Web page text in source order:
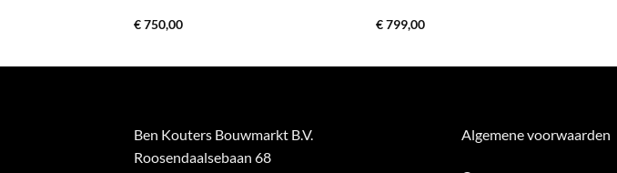
€750,00 €799,00
Ben Kouters Bouwmarkt B.V.
Roosendaalsebaan 68
Algemene voorwaarden